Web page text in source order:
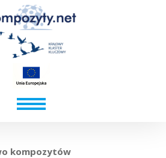
kompozytów